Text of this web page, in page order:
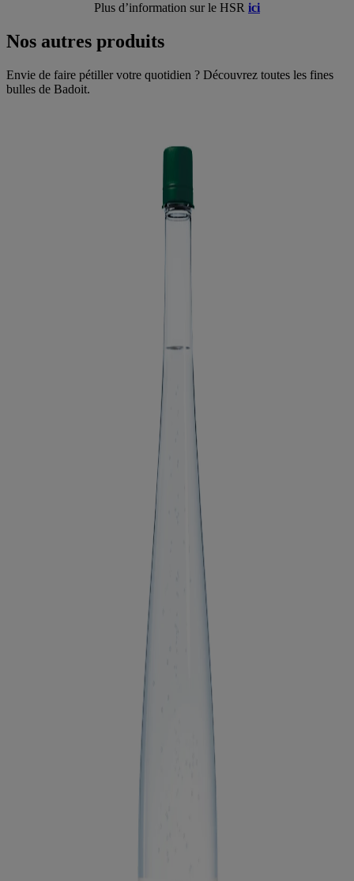
Plus d’information sur le HSR ici
Nos autres produits
Envie de faire pétiller votre quotidien ? Découvrez toutes les fines
bulles de Badoit.